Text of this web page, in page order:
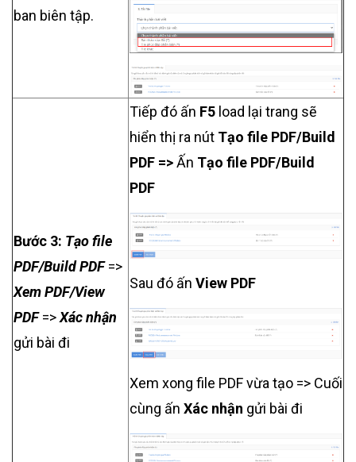
ban biên tập.
Bước 3: Tạo file
PDF/Build PDF=>
Xem PDF/View
PDF=>Xác nhận
gửi bài đi
Tiếp đó ấn F5 load lại trang sẽ
hiển thị ra nút Tạo file PDF/Build
PDF =>Ấn Tạo file PDF/Build
PDF
Sau đó ấn View PDF
Xem xong file PDF vừa tạo => Cuối
cùng ấn Xác nhận gửi bài đi